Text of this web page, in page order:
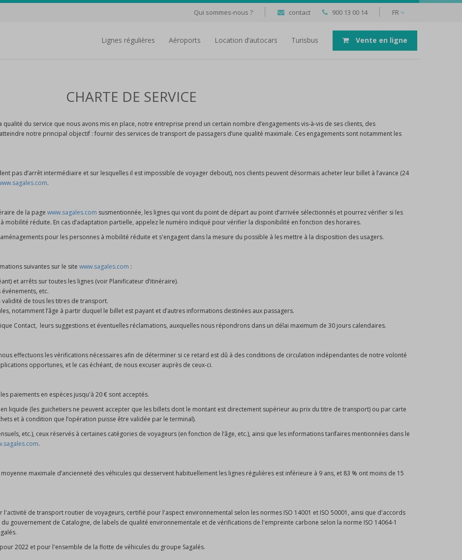
Qui sommes-nous ? contact 900 13 00 14 FR
lignes régulières aéroports Location d’autocars Turisbus Vente en ligne
CHARTE DE SERVICE
du service que nous avons mis en place, notre entreprise prend un certain nombre d’engagements vis-à-vis de ses clients, des
notre principal objectif : fournir des services de transport de passagers d’une qualité maximale. Ces engagements sont notamment les
pas d’arrêt intermédiaire et sur lesquelles il est impossible de voyager debout), nos clients peuvent désormais acheter leur billet à l’avance (24
.
de la page www.sagales.com susmentionnée, les lignes qui vont du point de départ au point d’arrivée sélectionnés et pourrez vérifier si les
mobilité réduite. En cas d’adaptation partielle, appelez le numéro indiqué pour vérifier la disponibilité en fonction des horaires.
pour les personnes à mobilité réduite et s'engagent dans la mesure du possible à les mettre à la disposition des usagers.
suivantes sur le site www.sagales.com :
et arrêts sur toutes les lignes (voir Planificateur d’itinéraire).
etc.
de tous les titres de transport.
notamment l’âge à partir duquel le billet est payant et d’autres informations destinées aux passagers.
Contact, leurs suggestions et éventuelles réclamations, auxquelles nous répondrons dans un délai maximum de 30 jours calendaires.
effectuons les vérifications nécessaires afin de déterminer si ce retard est dû à des conditions de circulation indépendantes de notre volonté
opportunes, et le cas échéant, de nous excuser auprès de ceux-ci.
paiements en espèces jusqu'à 20 € sont acceptés.
liquide (les guichetiers ne peuvent accepter que les billets dont le montant est directement supérieur au prix du titre de transport) ou par carte
et à condition que l’opération puisse être validée par le terminal).
etc.), ceux réservés à certaines catégories de voyageurs (en fonction de l’âge, etc.), ainsi que les informations tarifaires mentionnées dans le
.
maximale d’ancienneté des véhicules qui desservent habituellement les lignes régulières est inférieure à 9 ans, et 83 % ont moins de 15
de transport routier de voyageurs, certifié pour l'aspect environnemental selon les normes ISO 14001 et ISO 50001, ainsi que d'accords
gouvernement de Catalogne, de labels de qualité environnementale et de vérifications de l'empreinte carbone selon la norme ISO 14064-1
2022 et pour l'ensemble de la flotte de véhicules du groupe Sagalés.